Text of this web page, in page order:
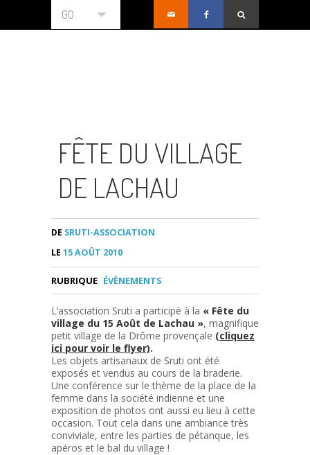
GO
FÊTE DU VILLAGE
DE LACHAU
DE SRUTI-ASSOCIATION
LE 15 AOÛT 2010
RUBRIQUE ÉVÈNEMENTS
L’association Sruti a participé à la « Fête du
village du 15 Août de Lachau », magnifique
petit village de la Drôme provençale (cliquez
ici pour voir le flyer).
Les objets artisanaux de Sruti ont été
exposés et vendus au cours de la braderie.
Une conférence sur le thème de la place de la
femme dans la société indienne et une
exposition de photos ont aussi eu lieu à cette
occasion. Tout cela dans une ambiance très
conviviale, entre les parties de pétanque, les
apéros et le bal du village !